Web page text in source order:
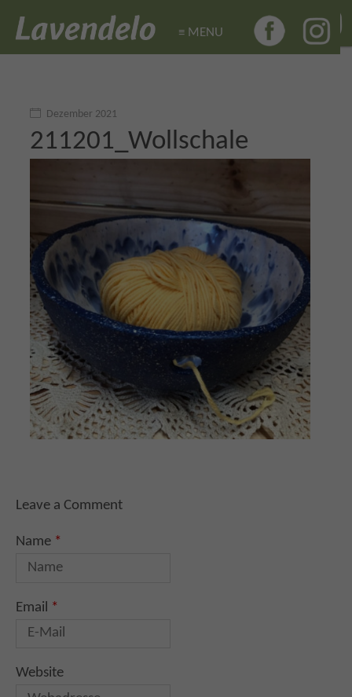
≡ MENU
≡ MENU
Dezember 2021
211201_Wollschale
Leave a Comment
Name *
Email *
Website